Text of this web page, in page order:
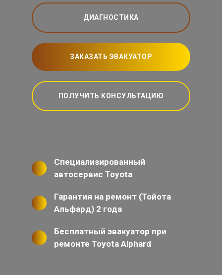
ДИАГНОСТИКА
ЗАКАЗАТЬ ЭВАКУАТОР
ПОЛУЧИТЬ КОНСУЛЬТАЦИЮ
Специализированный
автосервис Toyota
Гарантия на ремонт (Тойота
Альфард) 2 года
Бесплатный эвакуатор при
ремонте Toyota Alphard